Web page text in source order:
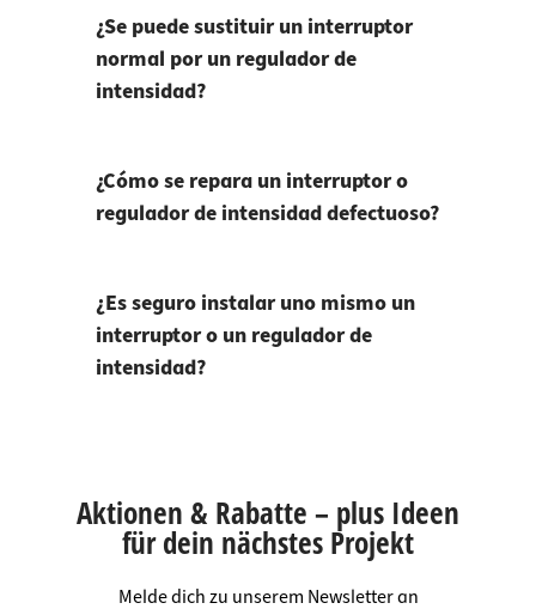
¿Se puede sustituir un interruptor
normal por un regulador de
intensidad?
¿Cómo se repara un interruptor o
regulador de intensidad defectuoso?
¿Es seguro instalar uno mismo un
interruptor o un regulador de
intensidad?
Aktionen & Rabatte – plus Ideen
für dein nächstes Projekt
Melde dich zu unserem Newsletter an